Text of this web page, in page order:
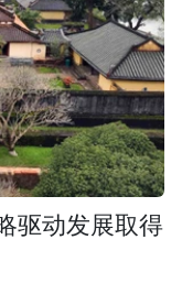
驱动发展取得